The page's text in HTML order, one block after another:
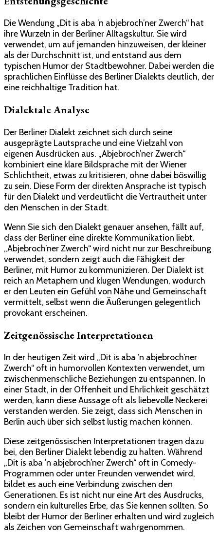
Die Wendung „Dit is aba ’n abjebroch’ner Zwerch“ hat
ihre Wurzeln in der Berliner Alltagskultur. Sie wird
verwendet, um auf jemanden hinzuweisen, der kleiner
als der Durchschnitt ist, und entstand aus dem
typischen Humor der Stadtbewohner. Dabei werden die
sprachlichen Einflüsse des Berliner Dialekts deutlich, der
eine reichhaltige Tradition hat.
Dialektale Analyse
Der Berliner Dialekt zeichnet sich durch seine
ausgeprägte Lautsprache und eine Vielzahl von
eigenen Ausdrücken aus. „Abjebroch’ner Zwerch“
kombiniert eine klare Bildsprache mit der Wiener
Schlichtheit, etwas zu kritisieren, ohne dabei böswillig
zu sein. Diese Form der direkten Ansprache ist typisch
für den Dialekt und verdeutlicht die Vertrautheit unter
den Menschen in der Stadt.
Wenn Sie sich den Dialekt genauer ansehen, fällt auf,
dass der Berliner eine direkte Kommunikation liebt.
„Abjebroch’ner Zwerch“ wird nicht nur zur Beschreibung
verwendet, sondern zeigt auch die Fähigkeit der
Berliner, mit Humor zu kommunizieren. Der Dialekt ist
reich an Metaphern und klugen Wendungen, wodurch
er den Leuten ein Gefühl von Nähe und Gemeinschaft
vermittelt, selbst wenn die Äußerungen gelegentlich
provokant erscheinen.
Zeitgenössische Interpretationen
In der heutigen Zeit wird „Dit is aba ’n abjebroch’ner
Zwerch“ oft in humorvollen Kontexten verwendet, um
zwischenmenschliche Beziehungen zu entspannen. In
einer Stadt, in der Offenheit und Ehrlichkeit geschätzt
werden, kann diese Aussage oft als liebevolle Neckerei
verstanden werden. Sie zeigt, dass sich Menschen in
Berlin auch über sich selbst lustig machen können.
Diese zeitgenössischen Interpretationen tragen dazu
bei, den Berliner Dialekt lebendig zu halten. Während
„Dit is aba ’n abjebroch’ner Zwerch“ oft in Comedy-
Programmen oder unter Freunden verwendet wird,
bildet es auch eine Verbindung zwischen den
Generationen. Es ist nicht nur eine Art des Ausdrucks,
sondern ein kulturelles Erbe, das Sie kennen sollten. So
bleibt der Humor der Berliner erhalten und wird zugleich
als Zeichen von Gemeinschaft wahrgenommen.